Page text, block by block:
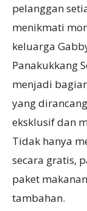
pelanggan
menikmati
keluarga
Panakukkang
menjadi
yang
eksklusif dan
Tidak hanya
secara gratis,
paket
tambahan.